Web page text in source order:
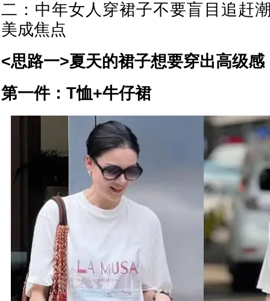
二：中年女人穿裙子不要盲目追赶
美成焦点
<思路一>夏天的裙子想要穿出高级
第一件：T恤+牛仔裙